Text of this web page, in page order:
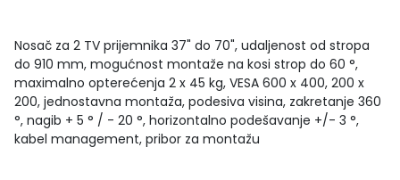
Nosač za 2 TV prijemnika 37" do 70", udaljenost od stropa
do 910 mm, mogućnost montaže na kosi strop do 60 °,
maximalno opterećenja 2 x 45 kg, VESA 600 x 400, 200 x
200, jednostavna montaža, podesiva visina, zakretanje 360
°, nagib + 5 ° / - 20 °, horizontalno podešavanje +/- 3 °,
kabel management, pribor za montažu